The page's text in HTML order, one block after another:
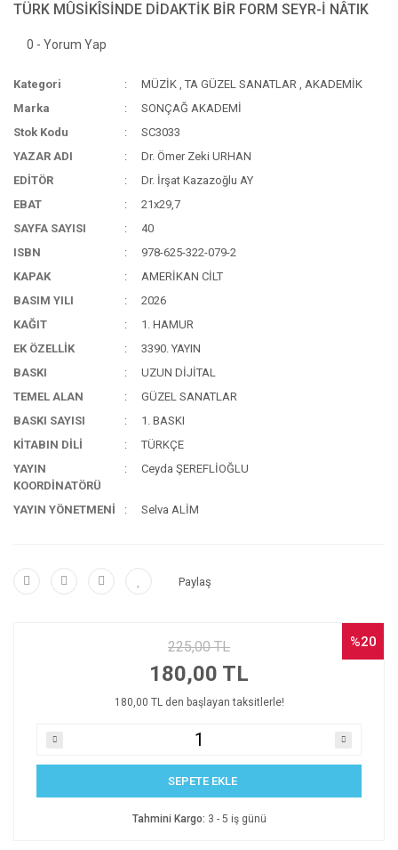
TÜRK MÛSİKÎSİNDE DİDAKTİK BİR FORM SEYR-İ NÂTIK
0 - Yorum Yap
Kategori MÜZİK ,TA GÜZEL SANATLAR ,AKADEMİK
Marka
SONÇAĞ AKADEMİ
Stok Kodu
SC3033
YAZAR ADI
Dr. Ömer Zeki URHAN
EDİTÖR
Dr. İrşat Kazazoğlu AY
EBAT
21x29,7
SAYFA SAYISI
40
ISBN
978-625-322-079-2
KAPAK
AMERİKAN CİLT
BASIM YILI
2026
KAĞIT
1. HAMUR
EK ÖZELLİK
3390. YAYIN
BASKI
UZUN DİJİTAL
TEMEL ALAN
GÜZEL SANATLAR
BASKI SAYISI
1. BASKI
KİTABIN DİLİ
TÜRKÇE
YAYIN
KOORDİNATÖRÜ
Ceyda ŞEREFLİOĞLU
YAYIN YÖNETMENİ Selva ALİM
Paylaş
%20
225,00 TL
180,00 TL
180,00 TL den başlayan taksitlerle!
SEPETE EKLE
Tahmini Kargo: 3 - 5 iş günü